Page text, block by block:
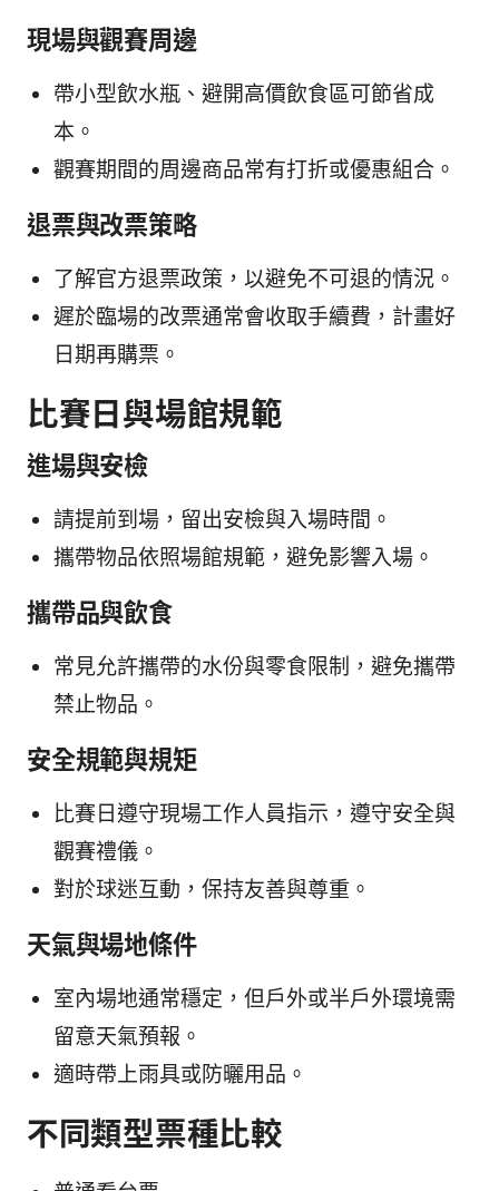
現場與觀賽周邊
帶小型飲水瓶、避開高價飲食區可節省成
本。
觀賽期間的周邊商品常有打折或優惠組合。
退票與改票策略
了解官方退票政策，以避免不可退的情況。
遲於臨場的改票通常會收取手續費，計畫好
日期再購票。
比賽日與場館規範
進場與安檢
請提前到場，留出安檢與入場時間。
攜帶物品依照場館規範，避免影響入場。
攜帶品與飲食
常見允許攜帶的水份與零食限制，避免攜帶
禁止物品。
安全規範與規矩
比賽日遵守現場工作人員指示，遵守安全與
觀賽禮儀。
對於球迷互動，保持友善與尊重。
天氣與場地條件
室內場地通常穩定，但戶外或半戶外環境需
留意天氣預報。
適時帶上雨具或防曬用品。
不同類型票種比較